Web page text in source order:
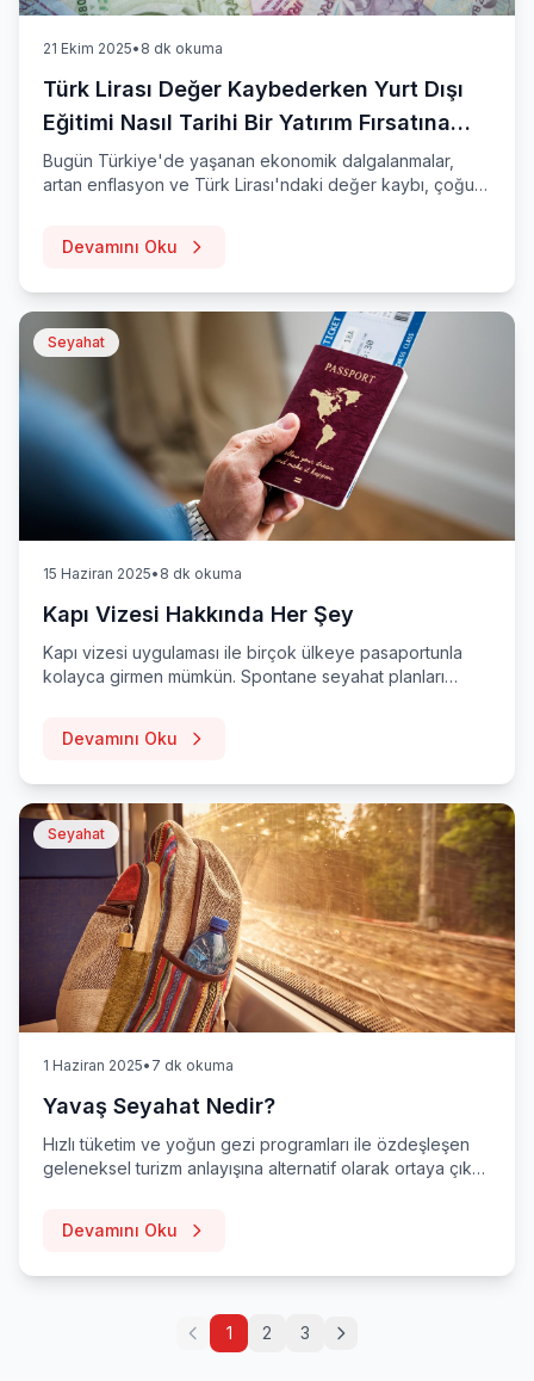
21 Ekim 2025• 8 dk okuma
Türk Lirası Değer Kaybederken Yurt Dışı
Eğitimi Nasıl Tarihi Bir Yatırım Fırsatına
Dönüştü?
Bugün Türkiye'de yaşanan ekonomik dalgalanmalar,
artan enflasyon ve Türk Lirası'ndaki değer kaybı, çoğu
dönüşüyor.
Devamını Oku
Seyahat
15 Haziran 2025• 8 dk okuma
Kapı Vizesi Hakkında Her Şey
Kapı vizesi uygulaması ile birçok ülkeye pasaportunla
kolayca girmen mümkün. Spontane seyahat planları
hakkında bilmen gerekenleri keşfedin.
Devamını Oku
Seyahat
1 Haziran 2025• 7 dk okuma
Yavaş Seyahat Nedir?
Hızlı tüketim ve yoğun gezi programları ile özdeşleşen
geleneksel turizm anlayışına alternatif olarak ortaya çıkan
tanıyın.
Devamını Oku
1 2 3